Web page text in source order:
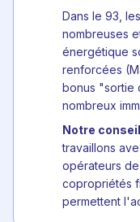
Dans le 93,
nombreuses
énergétique
renforcées
bonus "sortie
nombreux
Notre
travaillons
opérateurs
copropriétés
permettent